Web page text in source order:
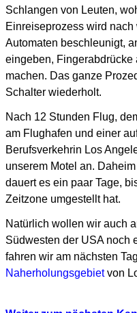
Schlangen von Leuten,
Einreiseprozess wird
Automaten beschleunigt,
eingeben,
machen. Das ganze
Schalter wiederholt.
Nach 12 Stunden Flug,
am Flughafen und einer
Berufsverkehrin Los
unserem Motel an.
dauert es ein paar Tage,
Zeitzone umgestellt hat.
Natürlich wollen wir auch
Südwesten der USA noch
fahren wir am nächsten
Naherholungsgebietvon